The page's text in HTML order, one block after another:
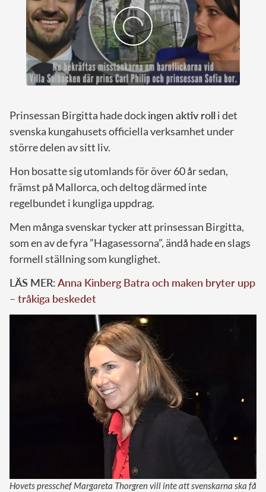
Prinsessan Birgitta hade dockingen aktiv rolli det
svenska kungahusets officiella verksamhet under
större delen av sitt liv.
Hon bosatte sig utomlands för över 60 år sedan,
främst på Mallorca, och deltog därmed inte
regelbundet i kungliga uppdrag.
Men många svenskar tycker att prinsessan Birgitta,
som en av de fyra ”Hagasessorna”, ändå hade en slags
formell ställning som kunglighet.
LÄS MER:Anna Kinberg Batra och maken bryter upp
– tråkiga beskedet
Hovets presschef Margareta Thorgren vill inte att svenskarna ska få